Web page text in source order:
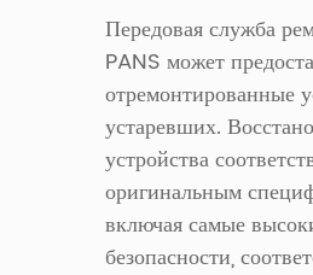
Передовая служба
PANS может
отремонтированные
устаревших.
устройства
оригинальным
включая самые
безопасности,